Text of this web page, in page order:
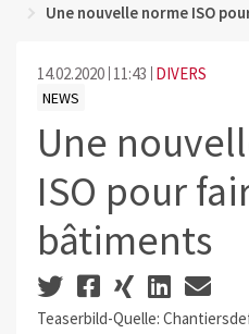
Une nouvelle norme ISO
14.02.2020 11:43 DIVERS
NEWS
Une
ISO pour
bâtiments
Teaserbild-Quelle: